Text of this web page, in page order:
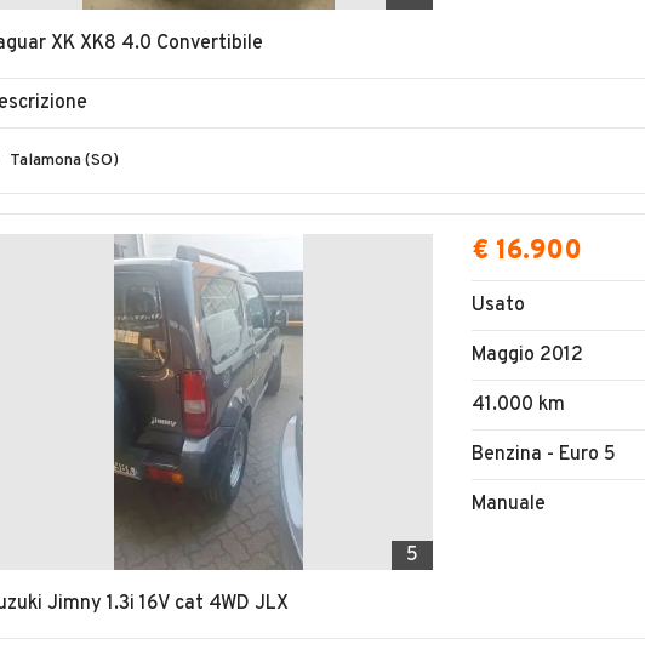
XK XK8 4.0 Convertibile
Talamona (SO)
5
Jimny 1.3i 16V cat 4WD JLX
€ 16.900
Usato
Maggio 2012
41.000 km
Benzina - Euro 5
Manuale